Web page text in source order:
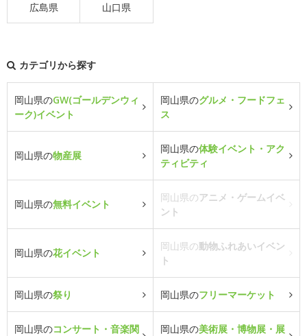
広島県 山口県
カテゴリから探す
岡山県のGW(ゴールデンウィ
ーク)イベント
岡山県のグルメ・フードフェ
ス
岡山県の物産展
岡山県の体験イベント・アク
ティビティ
岡山県の無料イベント
岡山県のアニメ・ゲームイベ
ント
岡山県の花イベント
岡山県の動物ふれあいイベン
ト
岡山県の祭り 岡山県のフリーマーケット
岡山県のコンサート・音楽関
岡山県の美術展・博物展・展